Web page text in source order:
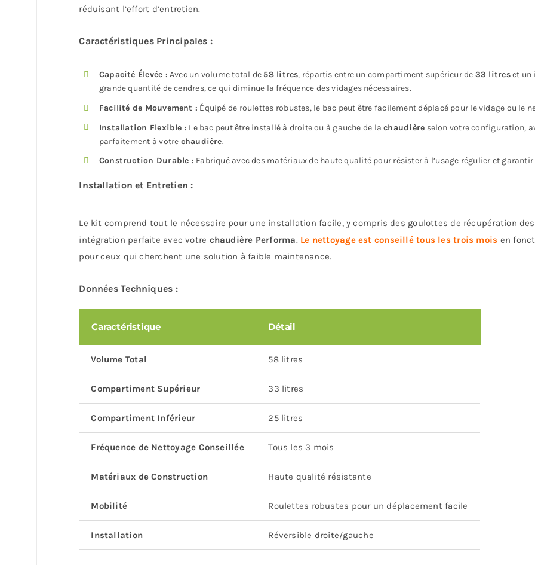
réduisant l’effort d’entretien.
Caractéristiques Principales :
Capacité Élevée : Avec un volume total de 58 litres, répartis entre un compartiment supérieur de 33 litreset un
grande quantité de cendres, ce qui diminue la fréquence des vidages nécessaires.
Facilité de Mouvement : Équipé de roulettes robustes, le bac peut être facilement déplacé pour le vidage ou
Installation Flexible : Le bac peut être installé à droite ou à gauche de lachaudière selon votre configuration,
parfaitement à votre chaudière.
Construction Durable : Fabriqué avec des matériaux de haute qualité pour résister à l’usage régulier et garantir
Installation et Entretien :
Le kit comprend tout le nécessaire pour une installation facile, y compris des goulottes de récupération
intégration parfaite avec votre chaudière Performa. Le nettoyage est conseillé tous les trois mois en
pour ceux qui cherchent une solution à faible maintenance.
Données Techniques :
Caractéristique Détail
Volume Total 58 litres
Compartiment Supérieur 33 litres
Compartiment Inférieur 25 litres
Fréquence de Nettoyage Conseillée Tous les 3 mois
Matériaux de Construction Haute qualité résistante
Mobilité Roulettes robustes pour un déplacement facile
Installation Réversible droite/gauche